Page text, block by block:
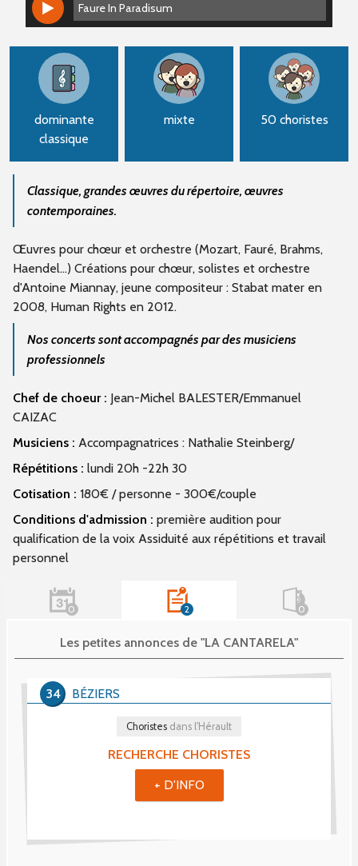
Faure In Paradisum
Faure In Paradisum
dominante
classique
mixte 50 choristes
Classique, grandes œuvres du répertoire, œuvres
contemporaines.
Œuvres pour chœur et orchestre (Mozart, Fauré, Brahms,
Haendel...) Créations pour chœur, solistes et orchestre
d'Antoine Miannay, jeune compositeur : Stabat mater en
2008, Human Rights en 2012.
Nos concerts sont accompagnés par des musiciens
professionnels
Chef de choeur : Jean-Michel BALESTER/Emmanuel
CAIZAC
Musiciens : Accompagnatrices : Nathalie Steinberg/
Répétitions : lundi 20h -22h 30
Cotisation : 180€ / personne - 300€/couple
Conditions d'admission : première audition pour
qualification de la voix Assiduité aux répétitions et travail
personnel
0 2
Les petites annonces de "LA CANTARELA"
RECHERCHE CHORISTES
Choristes dans l'Hérault
BÉZIERS
34
+ D'INFO
0